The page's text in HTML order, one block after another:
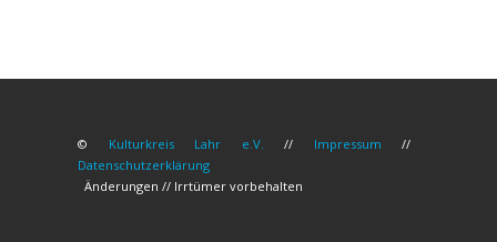
© Kulturkreis Lahr e.V. // Impressum //
Datenschutzerklärung
Änderungen // Irrtümer vorbehalten